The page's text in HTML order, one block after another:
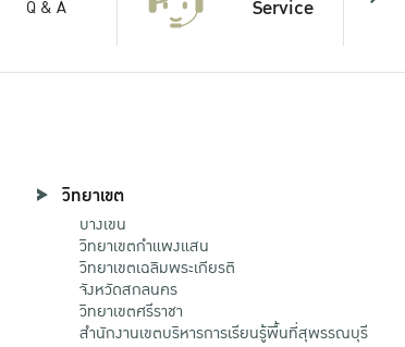
Q & A Service
วิทยาเขต
บางเขน
วิทยาเขตกําแพงแสน
วิทยาเขตเฉลิมพระเกียรติ
จังหวัดสกลนคร
วิทยาเขตศรีราชา
สำนักงานเขตบริหารการเรียนรู้พื้นที่สุพรรณบุรี